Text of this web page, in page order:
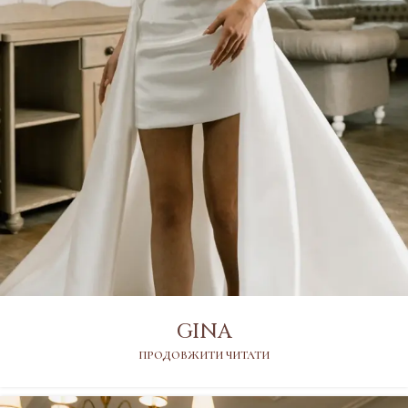
GINA
ПРОДОВЖИТИ ЧИТАТИ